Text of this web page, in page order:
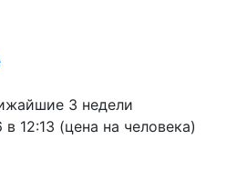
3 недели
12:13 (цена на человека)